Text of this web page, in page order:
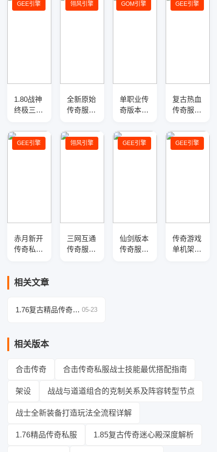
GEE引擎
1.80战神
终极三职
务端-四
大陆-神
兵淬炼-
翎风引擎
全新原始
传奇服务
陆-莽荒
之力-法
宝融合
GOM引擎
单职业传
奇版本-
器-职业
平衡-
GOM引
GEE引擎
复古热血
传奇服务
币版三职
业一条龙
版本-装
GEE引擎
赤月新开
传奇私服
本库-五
防御盾牌
翎风引擎
三网互通
传奇服务
位捐献
GEE引擎
仙剑版本
传奇服务
GEE引擎
传奇游戏
单机架设
相关文章
1.76复古精品传奇法 05-23
相关版本
合击传奇 合击传奇私服战士技能最优搭配指南
架设 战战与道道组合的克制关系及阵容转型节点
战士全新装备打造玩法全流程详解
1.76精品传奇私服 1.85复古传奇迷心殿深度解析